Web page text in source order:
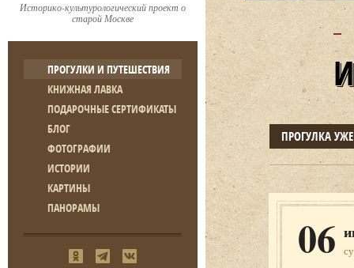
Историко-культурологический проект о
старой Москве
ПРОГУЛКИ И ПУТЕШЕСТВИЯ
КНИЖНАЯ ЛАВКА
ПОДАРОЧНЫЕ СЕРТИФИКАТЫ
БЛОГ
ФОТОГРАФИИ
ИСТОРИИ
КАРТИНЫ
ПАНОРАМЫ
ПРОГУЛКА
06